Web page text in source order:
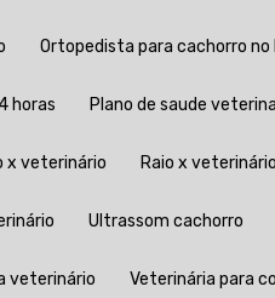
Ortopedista para cachorro no
horas Plano de saude
x veterinário Raio x
Ultrassom cachorro
veterinário Veterinária para